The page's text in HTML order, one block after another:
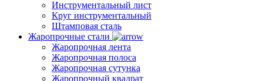
Инструментальный лист
Круг инструментальный
Штамповая сталь
Жаропрочные стали
Жаропрочная лента
Жаропрочная полоса
Жаропрочная сутунка
Жаропрочный квадрат